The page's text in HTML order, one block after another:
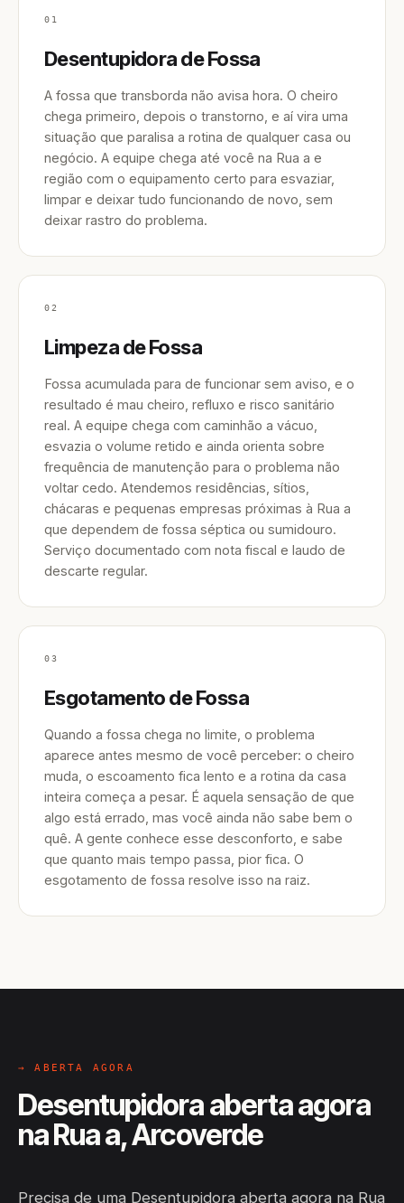
01
Desentupidora de Fossa
A fossa que transborda não avisa hora. O cheiro
chega primeiro, depois o transtorno, e aí vira uma
situação que paralisa a rotina de qualquer casa ou
negócio. A equipe chega até você na Rua a e
região com o equipamento certo para esvaziar,
limpar e deixar tudo funcionando de novo, sem
deixar rastro do problema.
02
Limpeza de Fossa
Fossa acumulada para de funcionar sem aviso, e o
resultado é mau cheiro, refluxo e risco sanitário
real. A equipe chega com caminhão a vácuo,
esvazia o volume retido e ainda orienta sobre
frequência de manutenção para o problema não
voltar cedo. Atendemos residências, sítios,
chácaras e pequenas empresas próximas à Rua a
que dependem de fossa séptica ou sumidouro.
Serviço documentado com nota fiscal e laudo de
descarte regular.
03
Esgotamento de Fossa
Quando a fossa chega no limite, o problema
aparece antes mesmo de você perceber: o cheiro
muda, o escoamento fica lento e a rotina da casa
inteira começa a pesar. É aquela sensação de que
algo está errado, mas você ainda não sabe bem o
quê. A gente conhece esse desconforto, e sabe
que quanto mais tempo passa, pior fica. O
esgotamento de fossa resolve isso na raiz.
→ ABERTA AGORA
Desentupidora aberta agora
na Rua a, Arcoverde
Precisa de uma Desentupidora aberta agora na Rua